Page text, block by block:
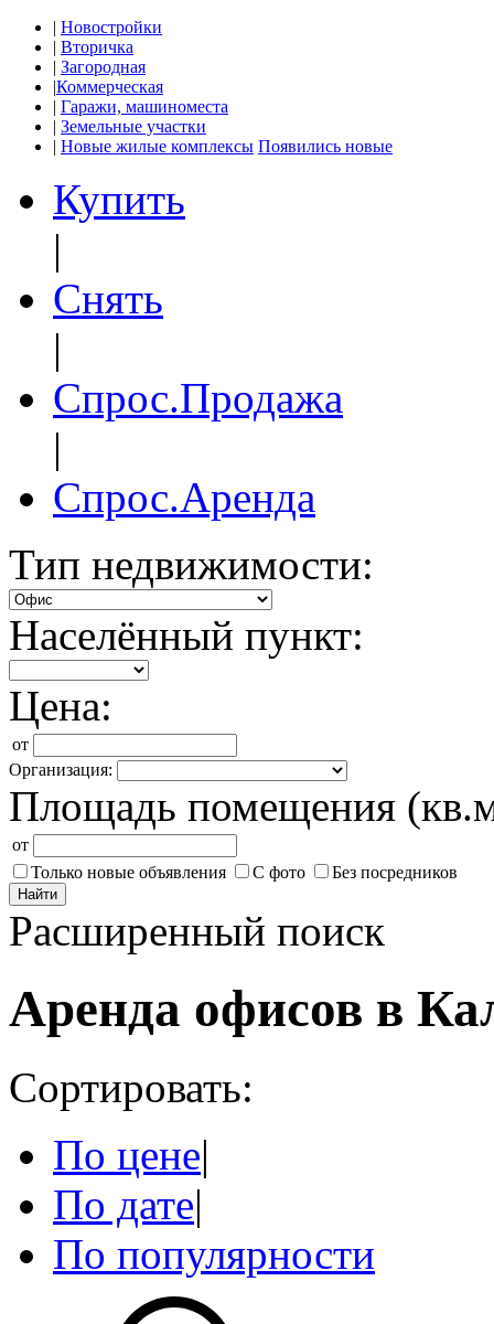
| Новостройки
| Вторичка
| Загородная
|Коммерческая
| Гаражи, машиноместа
| Земельные участки
| Новые жилые комплексы Появились новые
Купить
|
Снять
|
Спрос.Продажа
|
Спрос.Аренда
Тип недвижимости:
Населённый пункт:
Цена:
от
Организация:
Площадь помещения
от
Только новые объявления
С фото Без посредников
Найти
Расширенный поиск
Аренда офисов в
Сортировать:
По цене|
По дате|
По популярности